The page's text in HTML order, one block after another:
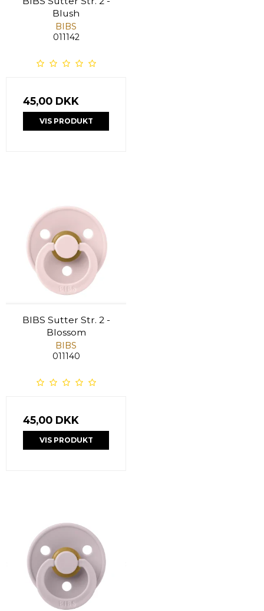
Blush
BIBS
011142
45,00 DKK
VIS PRODUKT
BIBS Sutter Str. 2 -
Blossom
BIBS
011140
45,00 DKK
VIS PRODUKT